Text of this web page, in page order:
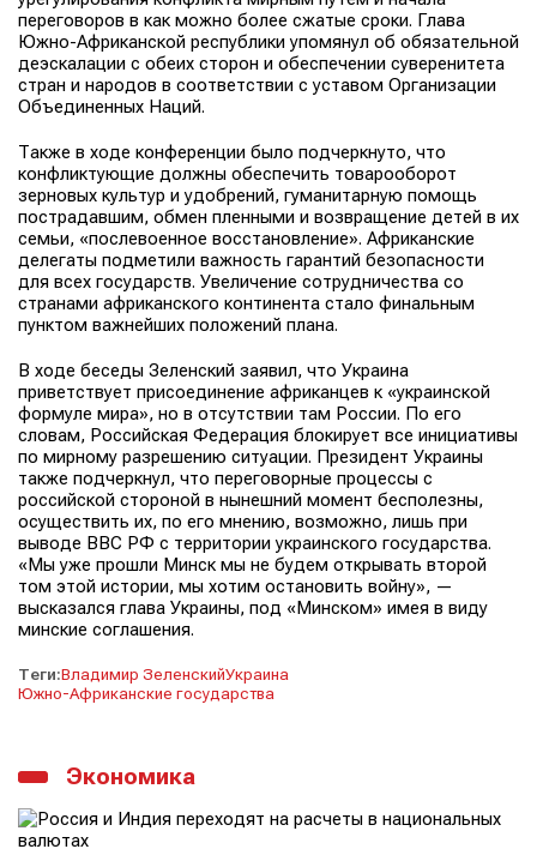
переговоров в как можно более сжатые сроки. Глава
Южно-Африканской республики упомянул об обязательной
деэскалации с обеих сторон и обеспечении суверенитета
стран и народов в соответствии с уставом Организации
Объединенных Наций.
Также в ходе конференции было подчеркнуто, что
конфликтующие должны обеспечить товарооборот
зерновых культур и удобрений, гуманитарную помощь
пострадавшим, обмен пленными и возвращение детей в их
семьи, «послевоенное восстановление». Африканские
делегаты подметили важность гарантий безопасности
для всех государств. Увеличение сотрудничества со
странами африканского континента стало финальным
пунктом важнейших положений плана.
В ходе беседы Зеленский заявил, что Украина
приветствует присоединение африканцев к «украинской
формуле мира», но в отсутствии там России. По его
словам, Российская Федерация блокирует все инициативы
по мирному разрешению ситуации. Президент Украины
также подчеркнул, что переговорные процессы с
российской стороной в нынешний момент бесполезны,
осуществить их, по его мнению, возможно, лишь при
выводе ВВС РФ с территории украинского государства.
«Мы уже прошли Минск мы не будем открывать второй
том этой истории, мы хотим остановить войну», —
высказался глава Украины, под «Минском» имея в виду
минские соглашения.
Теги:Владимир ЗеленскийУкраина
Южно-Африканские государства
Экономика